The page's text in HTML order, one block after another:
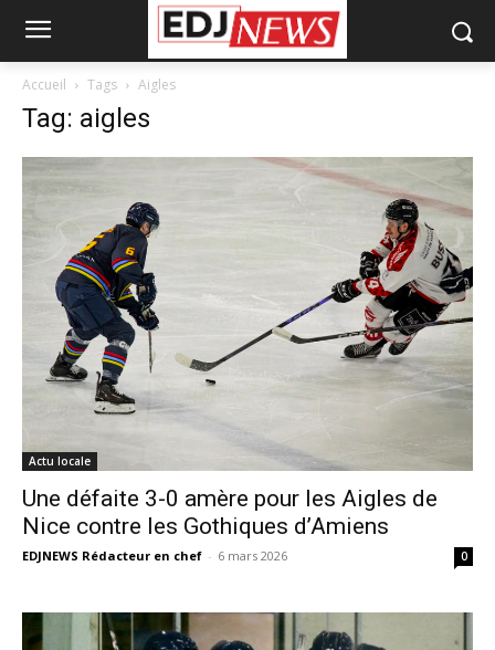
Accueil Tags Aigles
Tag: aigles
Actu locale
Une défaite 3-0 amère pour les Aigles de
Nice contre les Gothiques d’Amiens
EDJNEWS Rédacteur en chef - 6 mars 2026 0